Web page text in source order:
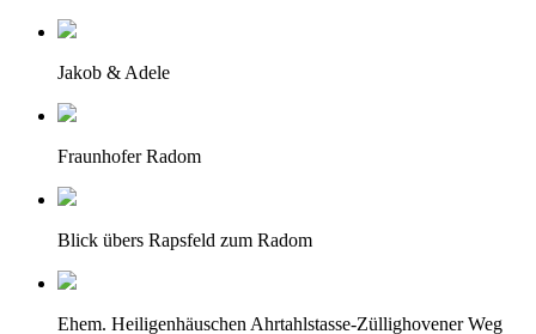
Jakob & Adele
Fraunhofer Radom
Blick übers Rapsfeld zum Radom
Ehem. Heiligenhäuschen Ahrtahlstasse-Züllighovener Weg